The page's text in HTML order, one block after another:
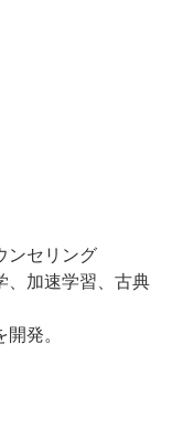
ンセリング
、加速学習、古典
発。